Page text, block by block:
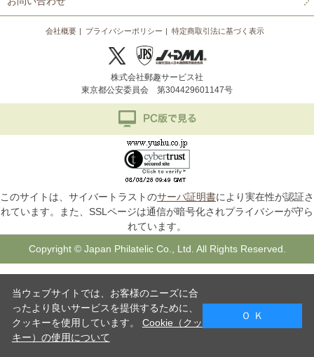
会社概要 プライバシーポリシー 特定商取引法に基づく表示
株式会社郵趣サービス社
東京都公安委員会 第304429601147号
このサイトは、サイバートラストのサーバ証明書により実在性が認証さ
れています。また、SSLページは通信が暗号化されプライバシーが守ら
れています。
Copyright © Japan Philatelic Co., Ltd. All Rights Reserved.
当ウェブサイトでは、お客様のニーズに合
ったより良いサービスを提供するために、
クッキーを使用しています。 Cookie（クッ
キー）の使用について
Ｏ Ｋ